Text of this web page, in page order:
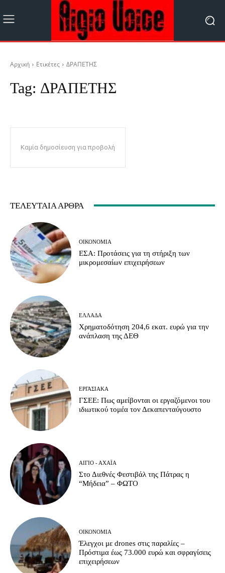
Αρχική Ετικέτες ΔΡΑΠΕΤΗΣ
Tag: ΔΡΑΠΕΤΗΣ
Καμία δημοσίευση για προβολή
ΤΕΛΕΥΤΑΊΑ ΆΡΘΡΑ
ΟΙΚΟΝΟΜΊΑ
ΕΣΑ: Προτάσεις για τη στήριξη των
μικρομεσαίων επιχειρήσεων
ΕΛΛΆΔΑ
Χρηματοδότηση 204,6 εκατ. ευρώ για την
ανάπλαση της ΔΕΘ
ΕΡΓΑΣΙΑΚΆ
ΓΣΕΕ: Πως αμείβονται οι εργαζόμενοι του
ιδιωτικού τομέα τον Δεκαπενταύγουστο
ΑΊΓΙΟ - ΑΧΑΪ́Α
Στο Διεθνές Φεστιβάλ της Πάτρας η
“Μήδεια” – ΦΩΤΟ
ΟΙΚΟΝΟΜΊΑ
Έλεγχοι με drones στις παραλίες –
Πρόστιμα έως 73.000 ευρώ και σφραγίσεις
επιχειρήσεων